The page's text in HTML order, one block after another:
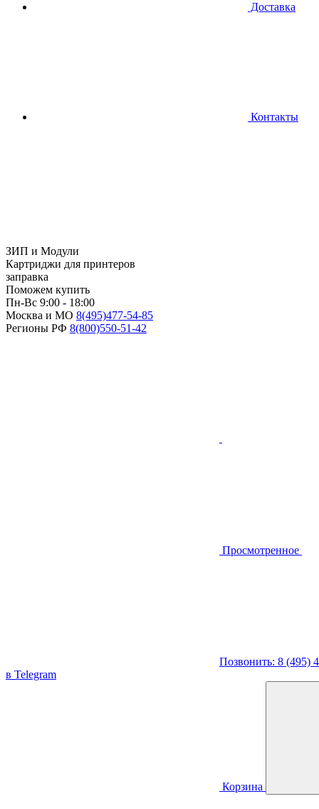
Доставка
Контакты
ЗИП и Модули
Картриджи для принтеров
заправка
Поможем купить
Пн-Вс 9:00 - 18:00
Москва и МО 8(495)477-54-85
Регионы РФ 8(800)550-51-42
Просмотренное
Позвонить: 8 (495)
в Telegram
Корзина